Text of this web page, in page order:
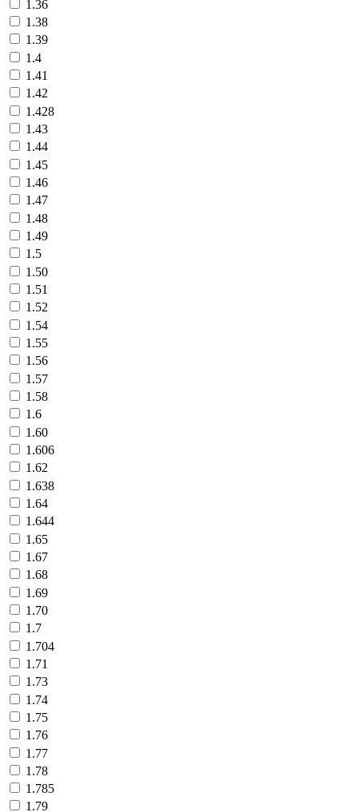
1.36
1.38
1.39
1.4
1.41
1.42
1.428
1.43
1.44
1.45
1.46
1.47
1.48
1.49
1.5
1.50
1.51
1.52
1.54
1.55
1.56
1.57
1.58
1.6
1.60
1.606
1.62
1.638
1.64
1.644
1.65
1.67
1.68
1.69
1.70
1.7
1.704
1.71
1.73
1.74
1.75
1.76
1.77
1.78
1.785
1.79